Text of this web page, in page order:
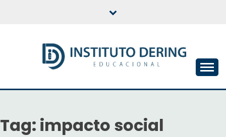
INSTITUTO DERING
EDUCACIONAL
Tag: impacto social